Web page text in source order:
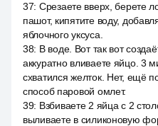
37: Срезаете вверх, берете
пашот, кипятите воду,
яблочного уксуса.
38: В воде. Вот так вот
аккуратно вливаете яйцо. 3
схватился желток. Нет, ещё
способ паровой омлет.
39: Взбиваете 2 яйца с 2
выливаете в силиконовую